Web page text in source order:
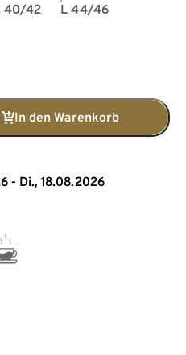
40/42 L 44/46
In den Warenkorb
- Di., 18.08.2026